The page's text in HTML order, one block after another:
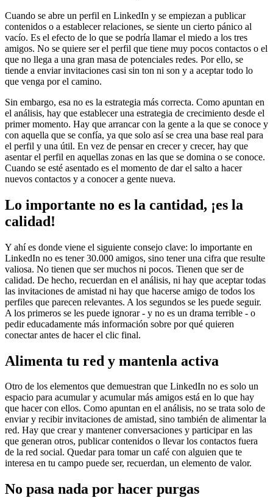
Cuando se abre un perfil en LinkedIn y se empiezan a publicar
contenidos o a establecer relaciones, se siente un cierto pánico al
vacío. Es el efecto de lo que se podría llamar el miedo a los tres
amigos. No se quiere ser el perfil que tiene muy pocos contactos o el
que no llega a una gran masa de potenciales redes. Por ello, se
tiende a enviar invitaciones casi sin ton ni son y a aceptar todo lo
que venga por el camino.
Sin embargo, esa no es la estrategia más correcta. Como apuntan en
el análisis, hay que establecer una estrategia de crecimiento desde el
primer momento. Hay que arrancar con la gente a la que se conoce y
con aquella que se confía, ya que solo así se crea una base real para
el perfil y una útil. En vez de pensar en crecer y crecer, hay que
asentar el perfil en aquellas zonas en las que se domina o se conoce.
Cuando se esté asentado es el momento de dar el salto a hacer
nuevos contactos y a conocer a gente nueva.
Lo importante no es la cantidad, ¡es la
calidad!
Y ahí es donde viene el siguiente consejo clave: lo importante en
LinkedIn no es tener 30.000 amigos, sino tener una cifra que resulte
valiosa. No tienen que ser muchos ni pocos. Tienen que ser de
calidad. De hecho, recuerdan en el análisis, ni hay que aceptar todas
las invitaciones de amistad ni hay que hacerse amigo de todos los
perfiles que parecen relevantes. A los segundos se les puede seguir.
A los primeros se les puede ignorar - y no es un drama terrible - o
pedir educadamente más información sobre por qué quieren
conectar antes de hacer el clic final.
Alimenta tu red y mantenla activa
Otro de los elementos que demuestran que LinkedIn no es solo un
espacio para acumular y acumular más amigos está en lo que hay
que hacer con ellos. Como apuntan en el análisis, no se trata solo de
enviar y recibir invitaciones de amistad, sino también de alimentar la
red. Hay que crear y mantener conversaciones y participar en las
que generan otros, publicar contenidos o llevar los contactos fuera
de la red social. Quedar para tomar un café con alguien que te
interesa en tu campo puede ser, recuerdan, un elemento de valor.
No pasa nada por hacer purgas